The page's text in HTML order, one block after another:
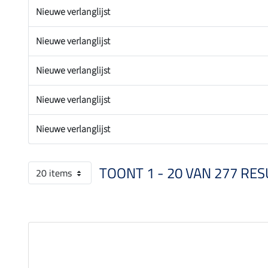
Nieuwe verlanglijst
Nieuwe verlanglijst
Nieuwe verlanglijst
Nieuwe verlanglijst
Nieuwe verlanglijst
20 items TOONT 1 - 20 VAN 277